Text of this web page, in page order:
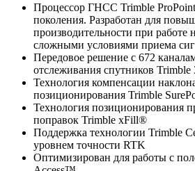
Процессор ГНСС Trimble
поколения. Разработан для
производительности при работе
сложными условиями приема
Передовое решение с 672
отслеживания спутников Trimble
Технология компенсации
позиционирования Trimble
Технология позиционирования
поправок Trimble xFill®
Поддержка технологии Trimble
уровнем точности RTK
Оптимизирован для работы с